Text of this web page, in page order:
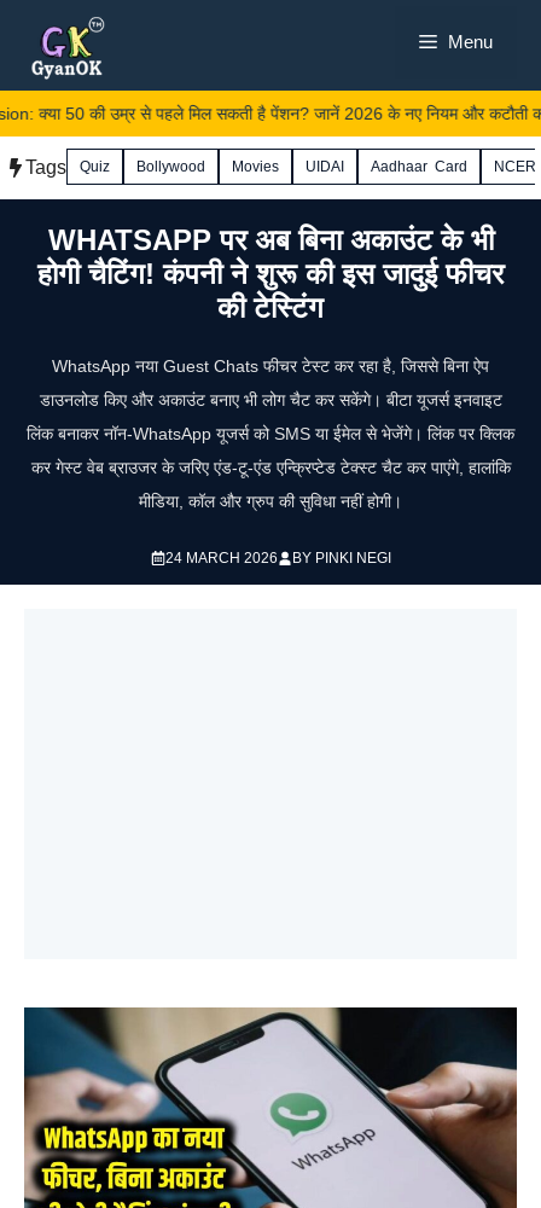
content
Menu
क्या 50 की उम्र से पहले मिल सकती है पेंशन? जानें 2026 के नए नियम और कटौती का
Tags Quiz Bollywood Movies UIDAI Aadhaar Card
WHATSAPP पर अब बिना अकाउंट के भी
होगी चैटिंग! कंपनी ने शुरू की इस जादुई फीचर
की टेस्टिंग
WhatsApp नया Guest Chats फीचर टेस्ट कर रहा है, जिससे बिना ऐप
डाउनलोड किए और अकाउंट बनाए भी लोग चैट कर सकेंगे। बीटा यूजर्स इनवाइट
लिंक बनाकर नॉन‑WhatsApp यूजर्स को SMS या ईमेल से भेजेंगे। लिंक पर क्लिक
कर गेस्ट वेब ब्राउजर के जरिए एंड‑टू‑एंड एन्क्रिप्टेड टेक्स्ट चैट कर पाएंगे, हालांकि
मीडिया, कॉल और ग्रुप की सुविधा नहीं होगी।
24 MARCH 2026 BY PINKI NEGI